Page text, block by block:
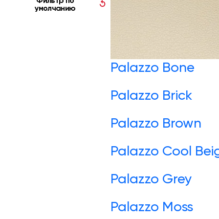
умолчанию
↺
Palazzo Bone
Palazzo Brick
Palazzo Brown
Palazzo Cool
Palazzo Grey
Palazzo Moss